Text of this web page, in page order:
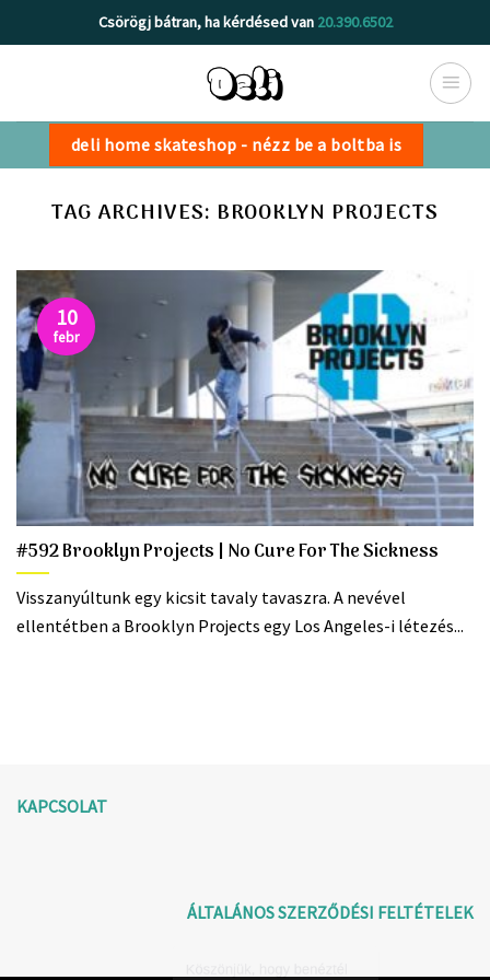
to
Csörögj bátran, ha kérdésed van 20.390.6502
deli home skateshop - nézz be a boltba is
TAG ARCHIVES: BROOKLYN PROJECTS
#592 Brooklyn Projects | No Cure For The Sickness
Visszanyúltunk egy kicsit tavaly tavaszra. A nevével
ellentétben a Brooklyn Projects egy Los Angeles-i létezés...
10
febr
KAPCSOLAT
ÁLTALÁNOS SZERZŐDÉSI FELTÉTELEK